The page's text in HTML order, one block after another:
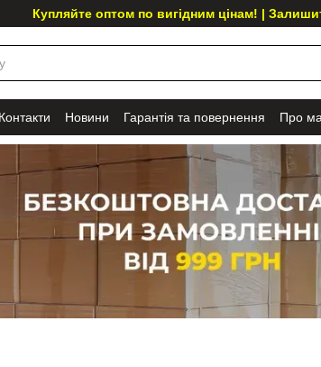
Купляйте оптом по вигідним цінам! |
Контакти Новини Гарантія та повернення Про